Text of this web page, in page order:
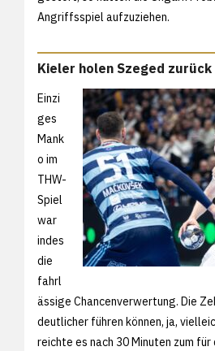
Angriffsspiel aufzuziehen.
Kieler holen Szeged zurück
Einzi
ges
Mank
o im
THW-
Spiel
war
indes
die
fahrl
ässige Chancenverwertung. Die
deutlicher führen können, ja,
reichte es nach 30 Minuten zum für